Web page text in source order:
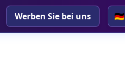
Werben Sie bei uns 🇩🇪